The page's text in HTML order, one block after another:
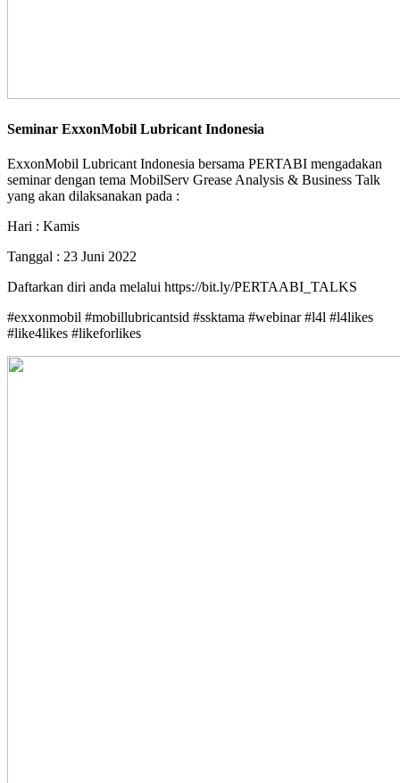
Seminar ExxonMobil Lubricant Indonesia
ExxonMobil Lubricant Indonesia bersama PERTABI mengadakan
seminar dengan tema MobilServ Grease Analysis & Business Talk
yang akan dilaksanakan pada :
Hari : Kamis
Tanggal : 23 Juni 2022
Daftarkan diri anda melalui https://bit.ly/PERTAABI_TALKS
#exxonmobil #mobillubricantsid #ssktama #webinar #l4l #l4likes
#like4likes #likeforlikes